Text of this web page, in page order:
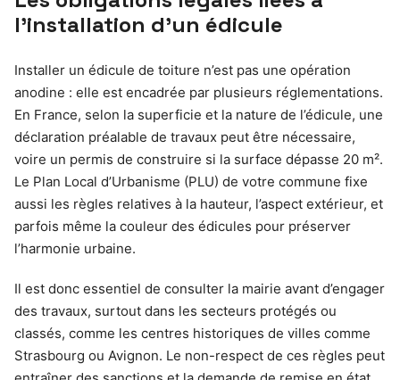
l’installation d’un édicule
Installer un édicule de toiture n’est pas une opération
anodine : elle est encadrée par plusieurs réglementations.
En France, selon la superficie et la nature de l’édicule, une
déclaration préalable de travaux peut être nécessaire,
voire un permis de construire si la surface dépasse 20 m².
Le Plan Local d’Urbanisme (PLU) de votre commune fixe
aussi les règles relatives à la hauteur, l’aspect extérieur, et
parfois même la couleur des édicules pour préserver
l’harmonie urbaine.
Il est donc essentiel de consulter la mairie avant d’engager
des travaux, surtout dans les secteurs protégés ou
classés, comme les centres historiques de villes comme
Strasbourg ou Avignon. Le non-respect de ces règles peut